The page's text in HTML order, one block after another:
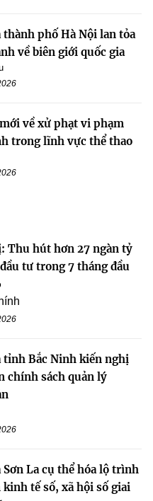
phố Hà Nội lan tỏa
về biên giới quốc gia
về xử phạt vi phạm
trong lĩnh vực thể thao
Thu hút hơn 27 ngàn tỷ
tư trong 7 tháng đầu
tỉnh Bắc Ninh kiến nghị
chính sách quản lý
La cụ thể hóa lộ trình
tế số, xã hội số giai